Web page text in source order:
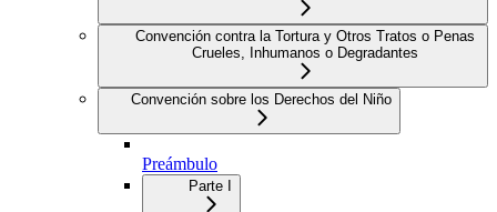
Convención contra la Tortura y Otros Tratos o Penas
Crueles, Inhumanos o Degradantes
Convención sobre los Derechos del Niño
Preámbulo
Parte I